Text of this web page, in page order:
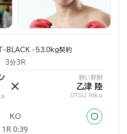
BLACK -53.0kg契約
3分3R
×
碧い野獣
乙津 陸
OTSU Riku
KO ○
1R 0:39